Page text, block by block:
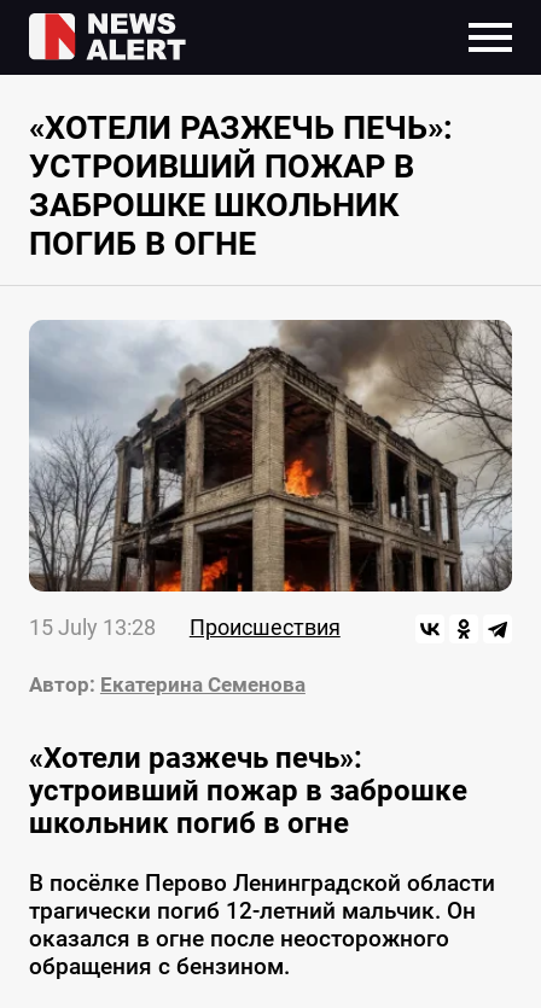
«ХОТЕЛИ РАЗЖЕЧЬ ПЕЧЬ»:
УСТРОИВШИЙ ПОЖАР В
ЗАБРОШКЕ ШКОЛЬНИК
ПОГИБ В ОГНЕ
15 July 13:28 Происшествия
Автор: Екатерина Семенова
«Хотели разжечь печь»:
устроивший пожар в заброшке
школьник погиб в огне
В посёлке Перово Ленинградской области
трагически погиб 12-летний мальчик. Он
оказался в огне после неосторожного
обращения с бензином.